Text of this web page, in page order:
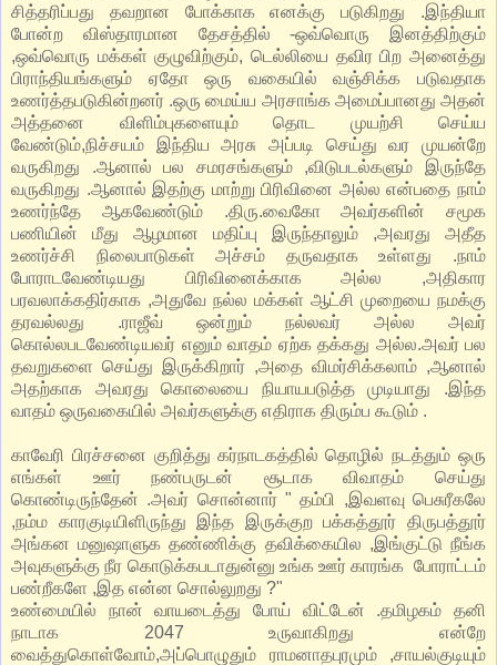
சித்தரிப்பது தவறான போக்காக எனக்கு படுகிறது .இந்தியா
போன்ற விஸ்தாரமான தேசத்தில் -ஒவ்வொரு இனத்திற்கும்
,ஒவ்வொரு மக்கள் குழுவிற்கும், டெல்லியை தவிர பிற அனைத்து
பிராந்தியங்களும் ஏதோ ஒரு வகையில் வஞ்சிக்க படுவதாக
உணர்த்தபடுகின்றனர் .ஒரு மைய்ய அரசாங்க அமைப்பானது அதன்
அத்தனை விளிம்புகளையும் தொட முயற்சி செய்ய
வேண்டும்,நிச்சயம் இந்திய அரசு அப்படி செய்து வர முயன்றே
வருகிறது .ஆனால் பல சமரசங்களும் ,விடுபடல்களும் இருந்தே
வருகிறது .ஆனால் இதற்கு மாற்று பிரிவினை அல்ல என்பதை நாம்
உணர்ந்தே ஆகவேண்டும் .திரு.வைகோ அவர்களின் சமூக
பணியின் மீது ஆழமான மதிப்பு இருந்தாலும் ,அவரது அதீத
உணர்ச்சி நிலைபாடுகள் அச்சம் தருவதாக உள்ளது .நாம்
போராடவேண்டியது பிரிவினைக்காக அல்ல ,அதிகார
பரவலாக்கதிர்காக ,அதுவே நல்ல மக்கள் ஆட்சி முறையை நமக்கு
தரவல்லது .ராஜீவ் ஒன்றும் நல்லவர் அல்ல அவர்
கொல்லபடவேண்டியவர் எனும் வாதம் ஏற்க தக்கது அல்ல.அவர் பல
தவறுகளை செய்து இருக்கிறார் ,அதை விமர்சிக்கலாம் ,ஆனால்
அதற்காக அவரது கொலையை நியாயபடுத்த முடியாது .இந்த
வாதம் ஒருவகையில் அவர்களுக்கு எதிராக திரும்ப கூடும் .
காவேரி பிரச்சனை குறித்து கர்நாடகத்தில் தொழில் நடத்தும் ஒரு
எங்கள் ஊர் நண்பருடன் சூடாக விவாதம் செய்து
கொண்டிருந்தேன் .அவர் சொன்னார் " தம்பி ,இவளவு பெசுரீகலே
,நம்ம காரகுடியிளிருந்து இந்த இருக்குற பக்கத்தூர் திருபத்தூர்
அங்கன மனுஷாளுக தண்ணிக்கு தவிக்கையில ,இங்குட்டு நீங்க
அவுகளுக்கு நீர கொடுக்கபடாதுன்னு உங்க ஊர் காரங்க போராட்டம்
பண்றீகளே ,இத என்ன சொல்லுறது ?"
உண்மையில் நான் வாயடைத்து போய் விட்டேன் .தமிழகம் தனி
நாடாக 2047 உருவாகிறது என்றே
வைத்துகொள்வோம்,அப்பொழுதும் ராமனாதபுரமும் ,சாயல்குடியும்